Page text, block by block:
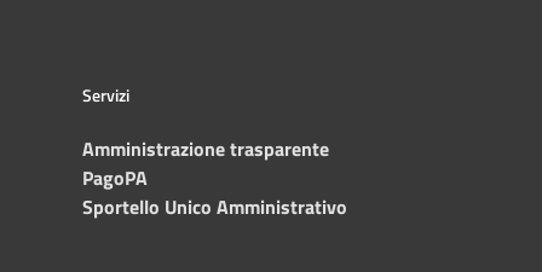
Servizi
Amministrazione trasparente
PagoPA
Sportello Unico Amministrativo